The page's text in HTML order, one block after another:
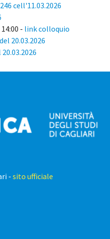
246 cell'11.03.2026
- link colloquio
20.03.2026
- sito ufficiale